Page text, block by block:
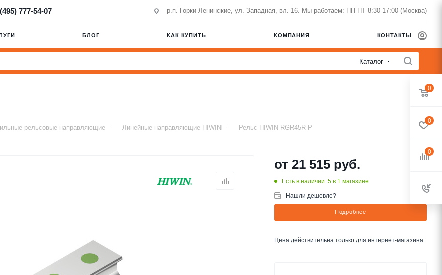
777-54-07 р.п. Горки Ленинские, ул. Западная, вл. 16. Мы работаем: ПН-ПТ 8:30-17:00 (Москва)
БЛОГ КАК КУПИТЬ КОМПАНИЯ КОНТАКТЫ
Каталог
рельсовые направляющие — Линейные направляющие HIWIN — Рельс HIWIN RGR45R P
от 21 515 руб.
Есть в наличии: 5 в 1 магазине
Нашли дешевле?
Подробнее
Цена действительна только для интернет-магазина
0
0
0